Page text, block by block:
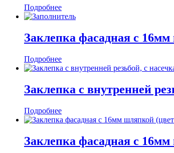
Подробнее
Заклепка фасадная с
Подробнее
Заклепка с внутренней
Подробнее
Заклепка фасадная с